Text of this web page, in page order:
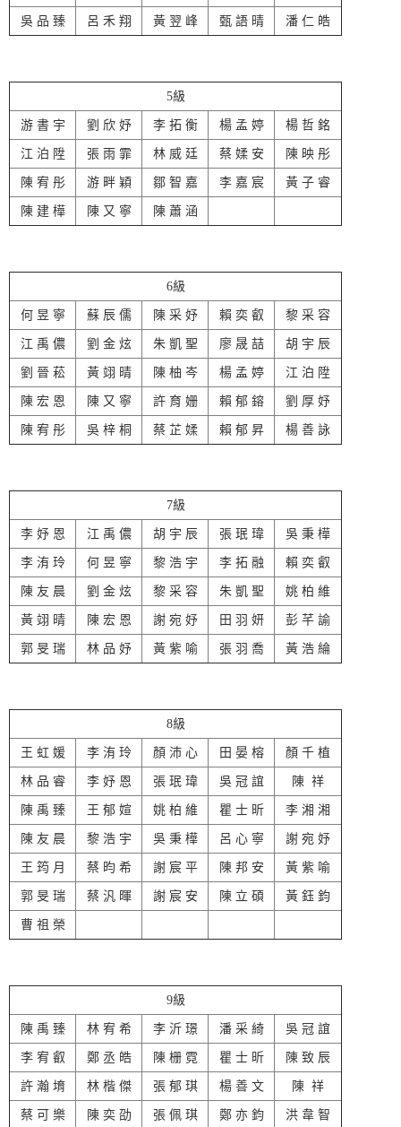
吳 品 臻 呂 禾 翔 黃 翌 峰 甄 語 晴 潘 仁 皓
5級
游 書 宇 劉 欣 妤 李 拓 衡 楊 孟 婷 楊 哲 銘
江 泊 陞 張 雨 霏 林 威 廷 蔡 媃 安 陳 映 彤
陳 宥 彤 游 畔 穎 鄒 智 嘉 李 嘉 宸 黃 子 睿
陳 建 樺 陳 又 寧 陳 蕭 涵
6級
何 昱 寧 蘇 辰 儒 陳 采 妤 賴 奕 叡 黎 采 容
江 禹 儂 劉 金 炫 朱 凱 聖 廖 晟 喆 胡 宇 辰
劉 晉 菘 黃 翊 晴 陳 柚 岑 楊 孟 婷 江 泊 陞
陳 宏 恩 陳 又 寧 許 育 姗 賴 郁 鎔 劉 厚 妤
陳 宥 彤 吳 梓 桐 蔡 芷 媃 賴 郁 昇 楊 善 詠
7級
李 妤 恩 江 禹 儂 胡 宇 辰 張 珉 瑋 吳 秉 樺
李 洧 玲 何 昱 寧 黎 浩 宇 李 拓 融 賴 奕 叡
陳 友 晨 劉 金 炫 黎 采 容 朱 凱 聖 姚 柏 維
黃 翊 晴 陳 宏 恩 謝 宛 妤 田 羽 妍 彭 芊 諭
郭 旻 瑞 林 品 妤 黃 紫 喻 張 羽 喬 黃 浩 綸
8級
王 虹 媛 李 洧 玲 顏 沛 心 田 晏 榕 顏 千 植
林 品 睿 李 妤 恩 張 珉 瑋 吳 冠 誼 陳 祥
陳 禹 臻 王 郁 媗 姚 柏 維 瞿 士 昕 李 湘 湘
陳 友 晨 黎 浩 宇 吳 秉 樺 呂 心 寧 謝 宛 妤
王 筠 月 蔡 昀 希 謝 宸 平 陳 邦 安 黃 紫 喻
郭 旻 瑞 蔡 汎 暉 謝 宸 安 陳 立 碩 黃 鈺 鈞
曹 祖 榮
9級
陳 禹 臻 林 宥 希 李 沂 璟 潘 采 綺 吳 冠 誼
李 宥 叡 鄭 丞 皓 陳 栅 霓 瞿 士 昕 陳 致 辰
許 瀚 堉 林 楷 傑 張 郁 琪 楊 善 文 陳 祥
蔡 可 樂 陳 奕 劭 張 佩 琪 鄭 亦 鈞 洪 韋 智